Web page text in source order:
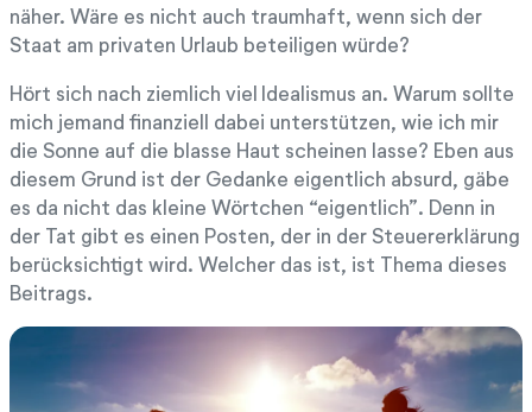
näher. Wäre es nicht auch traumhaft, wenn sich der
Staat am privaten Urlaub beteiligen würde?
Hört sich nach ziemlich viel Idealismus an. Warum sollte
mich jemand finanziell dabei unterstützen, wie ich mir
die Sonne auf die blasse Haut scheinen lasse? Eben aus
diesem Grund ist der Gedanke eigentlich absurd, gäbe
es da nicht das kleine Wörtchen “eigentlich”. Denn in
der Tat gibt es einen Posten, der in der Steuererklärung
berücksichtigt wird. Welcher das ist, ist Thema dieses
Beitrags.